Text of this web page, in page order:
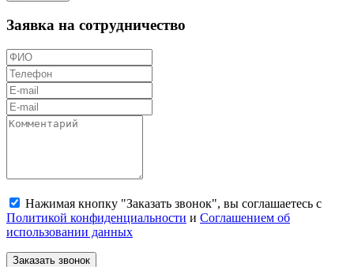
Заявка на сотрудничество
Нажимая кнопку "Заказать звонок", вы соглашаетесь с
Политикой конфиденциальности и Соглашением об
использовании данных
Заказать звонок